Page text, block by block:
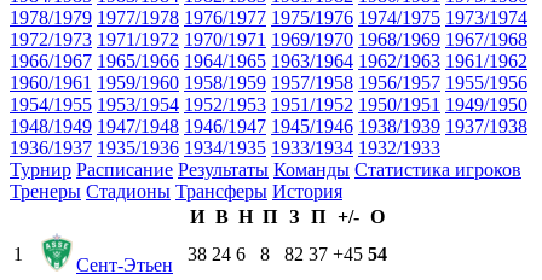
1978/1979 1977/1978 1976/1977 1975/1976 1974/1975 1973/1974
1972/1973 1971/1972 1970/1971 1969/1970 1968/1969 1967/1968
1966/1967 1965/1966 1964/1965 1963/1964 1962/1963 1961/1962
1960/1961 1959/1960 1958/1959 1957/1958 1956/1957 1955/1956
1954/1955 1953/1954 1952/1953 1951/1952 1950/1951 1949/1950
1948/1949 1947/1948 1946/1947 1945/1946 1938/1939 1937/1938
1936/1937 1935/1936 1934/1935 1933/1934 1932/1933
Турнир Расписание Результаты Команды Статистика игроков
Тренеры Стадионы Трансферы История
И В Н П З П +/- О
1
Сент-Этьен
38 24 6 8 82 37 +45 54